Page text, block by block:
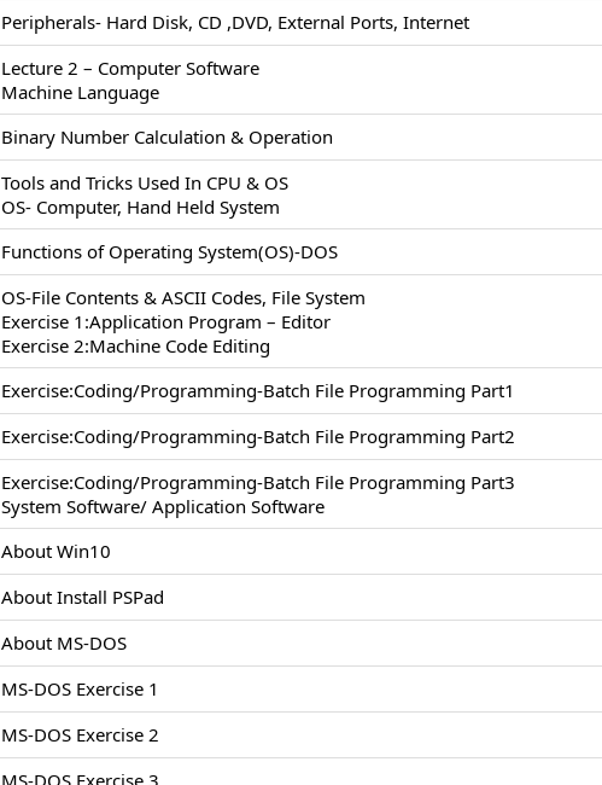
Peripherals- Hard Disk, CD ,DVD, External Ports, Internet
Lecture 2 – Computer Software
Machine Language
Binary Number Calculation & Operation
Tools and Tricks Used In CPU & OS
OS- Computer, Hand Held System
Functions of Operating System(OS)-DOS
OS-File Contents & ASCII Codes, File System
Exercise 1:Application Program – Editor
Exercise 2:Machine Code Editing
Exercise:Coding/Programming-Batch File Programming Part1
Exercise:Coding/Programming-Batch File Programming Part2
Exercise:Coding/Programming-Batch File Programming Part3
System Software/ Application Software
About Win10
About Install PSPad
About MS-DOS
MS-DOS Exercise 1
MS-DOS Exercise 2